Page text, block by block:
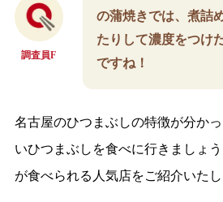
調査員F
の蒲焼きでは、煮詰
たりして濃度をつけ
ですね！
名古屋のひつまぶしの特徴が分か
いひつまぶしを食べに行きましょ
が食べられる人気店をご紹介いたし